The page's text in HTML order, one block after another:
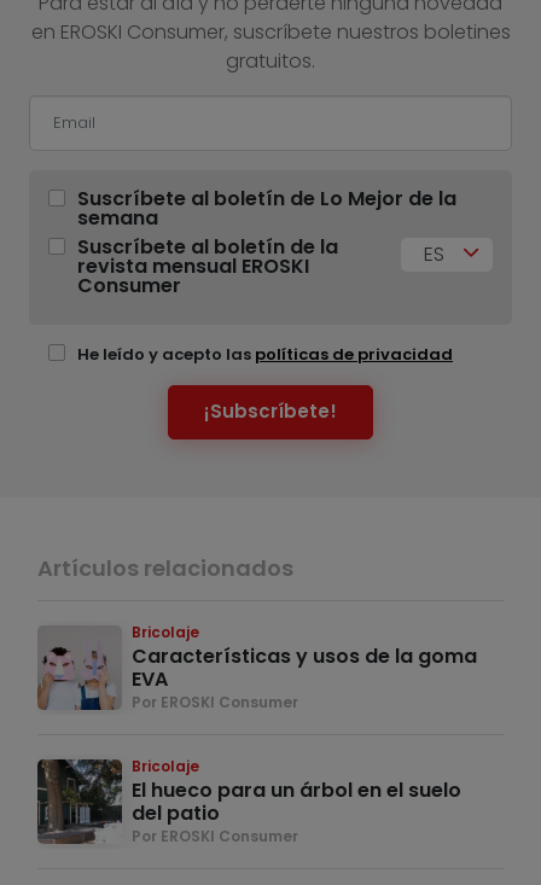
en EROSKI Consumer, suscríbete nuestros boletines
gratuitos.
Suscríbete al boletín de Lo Mejor de la
semana
Suscríbete al boletín de la
revista mensual EROSKI
Consumer
ES
He leído y acepto las políticas de privacidad
¡Subscríbete!
Artículos relacionados
Bricolaje
Características y usos de la goma
EVA
Por EROSKI Consumer
Bricolaje
El hueco para un árbol en el suelo
del patio
Por EROSKI Consumer